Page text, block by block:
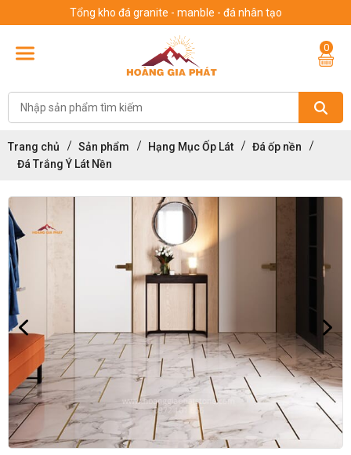
Tổng kho đá granite - manble - đá nhân tạo
0
Trang chủ Sản phẩm Hạng Mục Ốp Lát
Đá ốp nền
Đá Trắng Ý Lát Nền